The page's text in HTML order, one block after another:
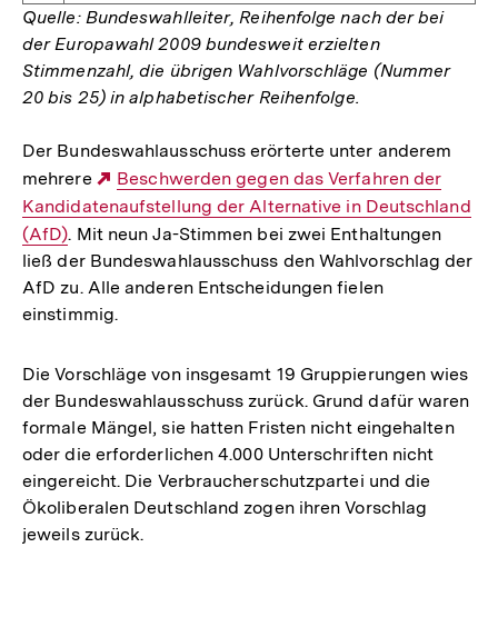
Quelle: Bundeswahlleiter, Reihenfolge nach der bei
der Europawahl 2009 bundesweit erzielten
Stimmenzahl, die übrigen Wahlvorschläge (Nummer
20 bis 25) in alphabetischer Reihenfolge.
Der Bundeswahlausschuss erörterte unter anderem
mehrere
Externer
Link:
Beschwerden gegen das Verfahren der
Kandidatenaufstellung der Alternative in Deutschland
(AfD). Mit neun Ja-Stimmen bei zwei Enthaltungen
ließ der Bundeswahlausschuss den Wahlvorschlag der
AfD zu. Alle anderen Entscheidungen fielen
einstimmig.
Die Vorschläge von insgesamt 19 Gruppierungen wies
der Bundeswahlausschuss zurück. Grund dafür waren
formale Mängel, sie hatten Fristen nicht eingehalten
oder die erforderlichen 4.000 Unterschriften nicht
eingereicht. Die Verbraucherschutzpartei und die
Ökoliberalen Deutschland zogen ihren Vorschlag
jeweils zurück.